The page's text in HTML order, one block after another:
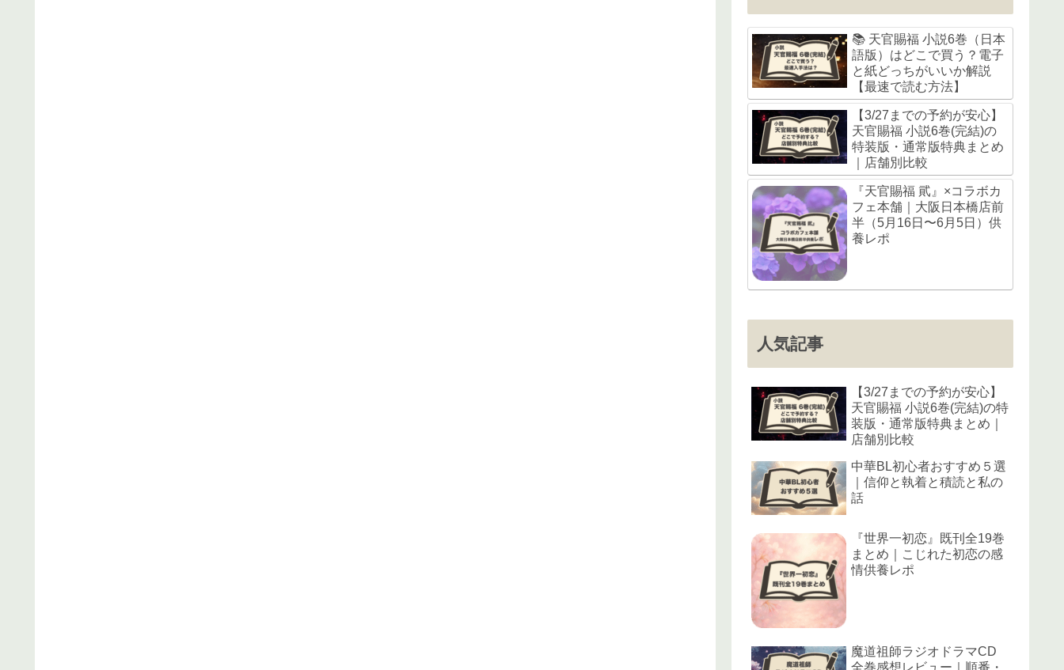
📚 天官賜福 小説6巻（日本
語版）はどこで買う？電子
と紙どっちがいいか解説
【最速で読む方法】
【3/27までの予約が安心】
天官賜福 小説6巻(完結)の
特装版・通常版特典まとめ
｜店舗別比較
『天官賜福 貮』×コラボカ
フェ本舗｜大阪日本橋店前
半（5月16日〜6月5日）供
養レポ
人気記事
【3/27までの予約が安心】
天官賜福 小説6巻(完結)の特
装版・通常版特典まとめ｜
店舗別比較
中華BL初心者おすすめ５選
｜信仰と執着と積読と私の
話
『世界一初恋』既刊全19巻
まとめ｜こじれた初恋の感
情供養レポ
魔道祖師ラジオドラマCD